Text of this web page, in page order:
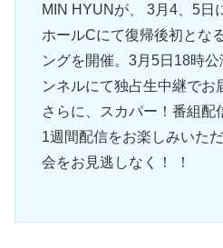
MIN HYUNが、 3月4、5日
ホールCにて復帰後初とな
ングを開催。3月5日18時
ンネルにて独占生中継でお
さらに、スカパー！番組配
1週間配信をお楽しみいた
会をお見逃しなく！ ！